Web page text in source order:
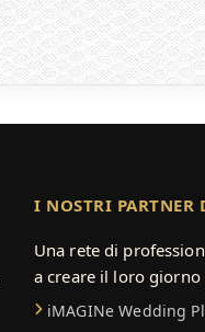
I NOSTRI PARTNER
Una rete di
a creare il loro giorno
iMAGINe Wedding